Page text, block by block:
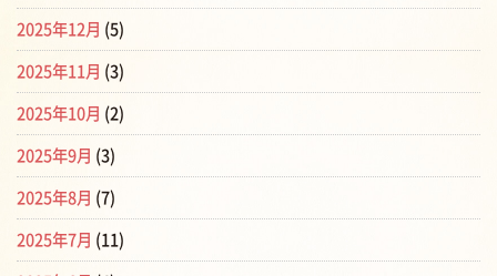
2025年12月 (5)
2025年11月 (3)
2025年10月 (2)
2025年9月 (3)
2025年8月 (7)
2025年7月 (11)